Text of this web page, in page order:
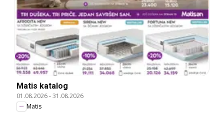
Matis katalog
01.08.2026-31.08.2026
Matis